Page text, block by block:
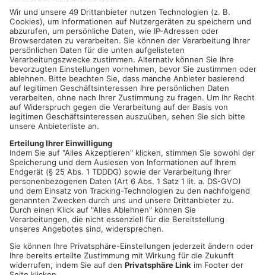
FRANKFURT/ ASCHAFFENBURG/ HANAU.Für die
Beschäftigten von Galeria Karstadt Kaufhof in Aschaffenburg
und Hanau geht’s heute um mehr Geld. Die Tarifverhandlungen
in Frankfurt werden fortgesetzt. Dabei verlangt Ver.di für die
Mitarbeiter der insolventen Warenhauskette die Rückkehr zum
Flächentarifvertrag des Einzelhandels. Denn: Bereits bei der
vergangenen Sanierung hätten die Galeria-Mitarbeiter auf 5.500
Euro ihres jährlichen Einkommens verzichtet.
Nach wie vor ist unklar, wie viele der bundesweit 129 Filialen
überhaupt bestehen bleiben. Die Gewerkschaft sammelte unter
anderem in Aschaffenburg bereits Unterschriften zum Erhalt
des Standorts.
Artikel teilen